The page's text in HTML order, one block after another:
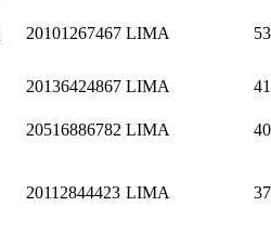
20101267467 LIMA
20136424867 LIMA
20516886782 LIMA
20112844423 LIMA